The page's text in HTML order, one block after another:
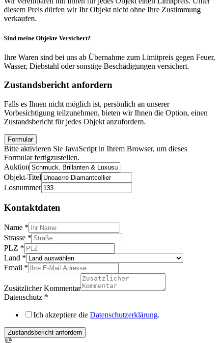
diesem Preis dürfen wir Ihr Objekt nicht ohne Ihre Zustimmung
verkaufen.
Sind meine Objekte Versichert?
Ihre Waren sind bei uns ab Übernahme zum Limitpreis gegen Feuer,
Wasser, Diebstahl oder sonstige Beschädigungen versichert.
Zustandsbericht anfordern
Falls es Ihnen nicht möglich ist, persönlich an unserer
Vorbesichtigung teilzunehmen, bieten wir Ihnen die Option, einen
Zustandsbericht für jedes Objekt anzufordern.
Formular
Bitte aktivieren Sie JavaScript in Ihrem Browser, um dieses
Formular fertigzustellen.
Auktion
Objekt-Titel
Losnummer
Kontaktdaten
Name *
Strasse *
PLZ *
Land *
Email *
Zusätzlicher Kommentar
Datenschutz *
Ich akzeptiere die Datenschutzerklärung.
Zustandsbericht anfordern